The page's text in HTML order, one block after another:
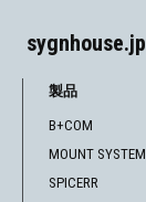
sygnhouse.jp
製品
B+COM
MOUNT SYSTEM
SPICERR